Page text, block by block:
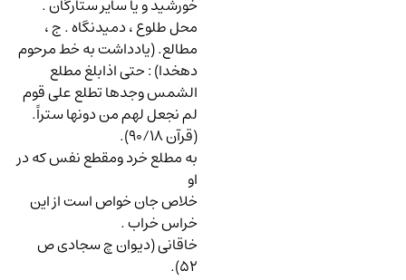
خورشید و یا سایر ستارگان .
محل طلوع ، دمیدنگاه . ج ،
مطالع. (یادداشت به خط مرحوم
دهخدا):حتی اذابلغ مطلع
الشمس وجدها تطلع علی قوم
لم نجعل لهم من دونها ستراً.
(قرآن90/18
).
به مطلع خرد ومقطع نفس که در
او
خلاص جان خواص است از این
خراس خراب .
خاقانی (دیوان چ سجادی ص
52
).